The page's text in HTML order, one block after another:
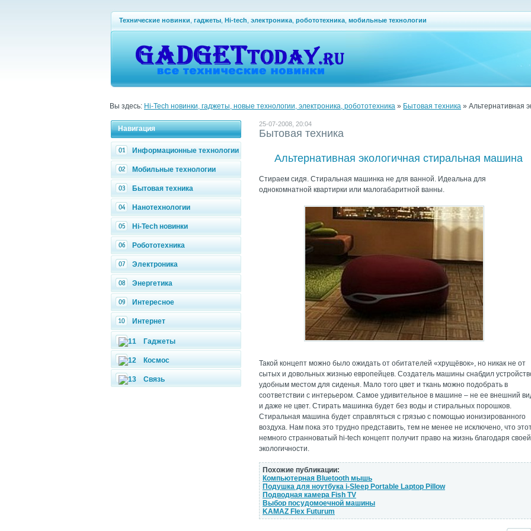
Технические новинки гаджеты Hi-tech электроника робототехника мобильные технологии
Вы здесь: Hi-Tech новинки, гаджеты, новые технологии, электроника, робототехника » Бытовая техника » Альтернативная
Навигация
Информационные технологии
Мобильные технологии
Бытовая техника
Нанотехнологии
Hi-Tech новинки
Робототехника
Электроника
Энергетика
Интересное
Интернет
Гаджеты
Космос
Связь
25-07-2008, 20:04
Бытовая техника
Альтернативная экологичная стиральная машина
Стираем сидя. Стиральная машинка не для ванной. Идеальна для
однокомнатной квартирки или малогабаритной ванны.
Такой концепт можно было ожидать от обитателей «хрущёвок», но никак не от
сытых и довольных жизнью европейцев. Создатель машины снабдил
удобным местом для сиденья. Мало того цвет и ткань можно подобрать в
соответствии с интерьером. Самое удивительное в машине – не ее внешний
и даже не цвет. Стирать машинка будет без воды и стиральных порошков.
Стиральная машина будет справляться с грязью с помощью ионизированного
воздуха. Нам пока это трудно представить, тем не менее не исключено, что
немного странноватый hi-tech концепт получит право на жизнь благодаря своей
экологичности.
Похожие публикации:
Компьютерная Bluetooth мышь
Подушка для ноутбука i-Sleep Portable Laptop Pillow
Подводная камера Fish TV
Выбор посудомоечной машины
KAMAZ Flex Futurum